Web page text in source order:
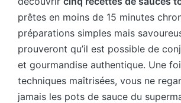
prêtes en moins de 15 minutes
préparations simples mais
prouveront qu’il est possible de
et gourmandise authentique. Une
techniques maîtrisées, vous ne
jamais les pots de sauce du